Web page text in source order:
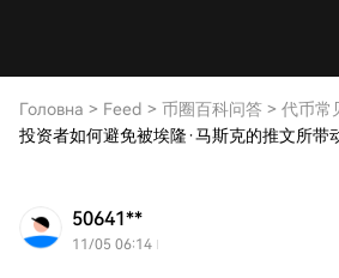
Головна > Feed > 币圈百科问答 > 代币常
投资者如何避免被埃隆·马斯克的推文所带
50641**
11/05 06:14